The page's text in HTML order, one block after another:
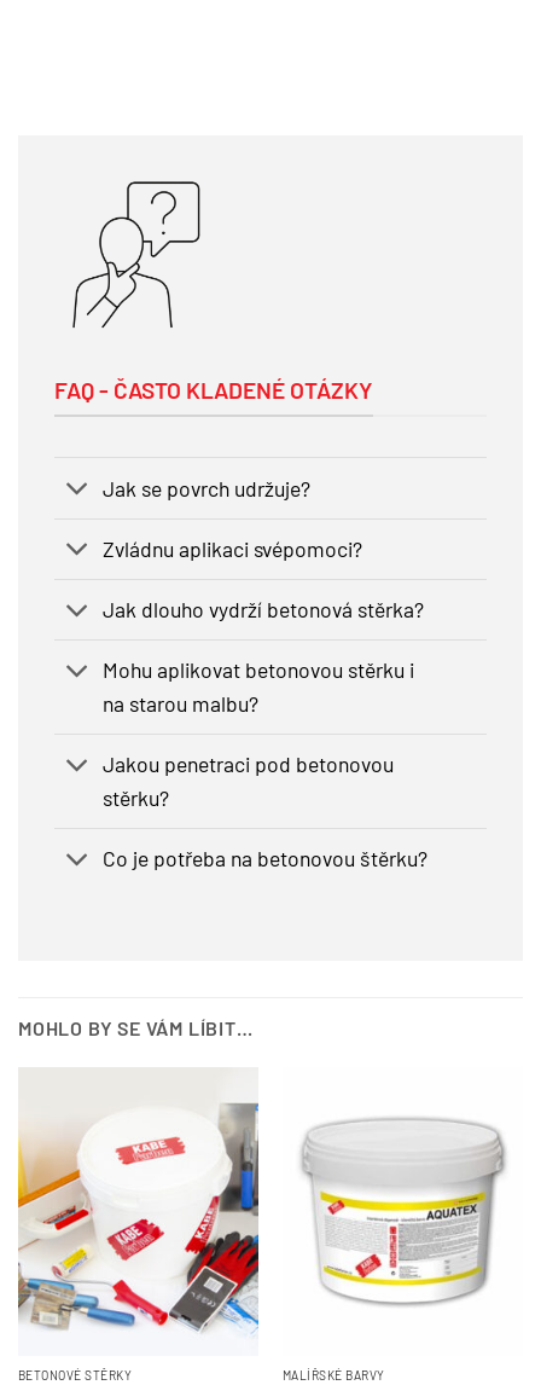
FAQ - ČASTO KLADENÉ OTÁZKY
Jak se povrch udržuje?
Zvládnu aplikaci svépomoci?
Jak dlouho vydrží betonová stěrka?
Mohu aplikovat betonovou stěrku i
na starou malbu?
Jakou penetraci pod betonovou
stěrku?
Co je potřeba na betonovou štěrku?
MOHLO BY SE VÁM LÍBIT…
BETONOVÉ STĚRKY MALÍŘSKÉ BARVY